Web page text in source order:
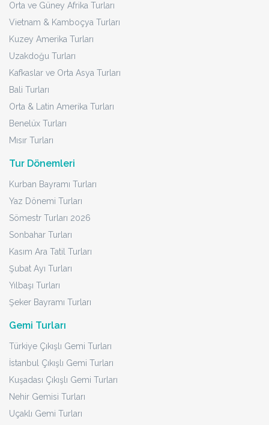
Orta ve Güney Afrika Turları
Vietnam & Kamboçya Turları
Kuzey Amerika Turları
Uzakdoğu Turları
Kafkaslar ve Orta Asya Turları
Bali Turları
Orta & Latin Amerika Turları
Benelüx Turları
Mısır Turları
Tur Dönemleri
Kurban Bayramı Turları
Yaz Dönemi Turları
Sömestr Turları 2026
Sonbahar Turları
Kasım Ara Tatil Turları
Şubat Ayı Turları
Yılbaşı Turları
Şeker Bayramı Turları
Gemi Turları
Türkiye Çıkışlı Gemi Turları
İstanbul Çıkışlı Gemi Turları
Kuşadası Çıkışlı Gemi Turları
Nehir Gemisi Turları
Uçaklı Gemi Turları